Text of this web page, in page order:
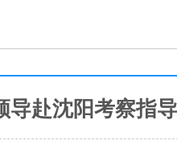
导赴沈阳考察指